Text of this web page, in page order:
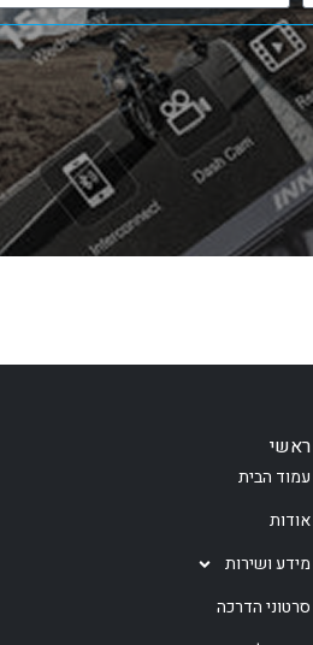
ראשי
עמוד הבית
אודות
מידע ושירות
סרטוני הדרכה